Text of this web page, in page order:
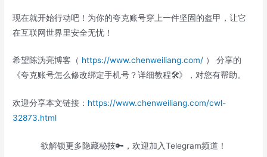
现在就开始行动吧！为你的夸克账号穿上一件坚固的盔甲，让它
在互联网世界里安全无忧！
希望陈沩亮博客（ https://www.chenweiliang.com/ ） 分享的
《夸克账号怎么修改绑定手机号？详细教程🛠️》，对您有帮助。
欢迎分享本文链接： https://www.chenweiliang.com/cwl-
32873.html
欲解锁更多隐藏秘技🔑，欢迎加入Telegram频道！